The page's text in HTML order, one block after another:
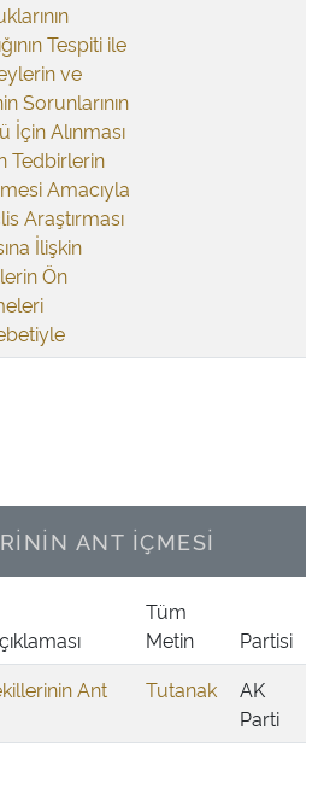
Tespiti ile
ve
Sorunlarının
İçin Alınması
Tedbirlerin
Amacıyla
Araştırması
İlişkin
Ön
ANT İÇMESİ
Tüm
Metin
Partisi
Ant
Tutanak
AK
Parti